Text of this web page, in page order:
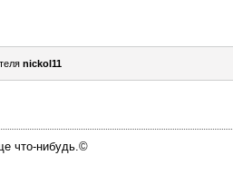
nickol11
что-нибудь.©